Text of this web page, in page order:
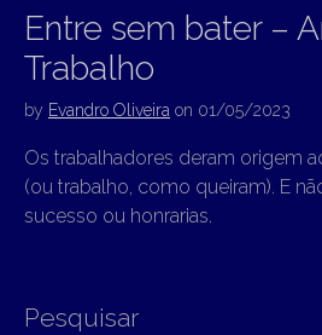
Entre sem bater –
Trabalho
by Evandro Oliveira on 01/05/2023
Os trabalhadores deram origem
(ou trabalho, como queiram). E
sucesso ou honrarias.
Pesquisar